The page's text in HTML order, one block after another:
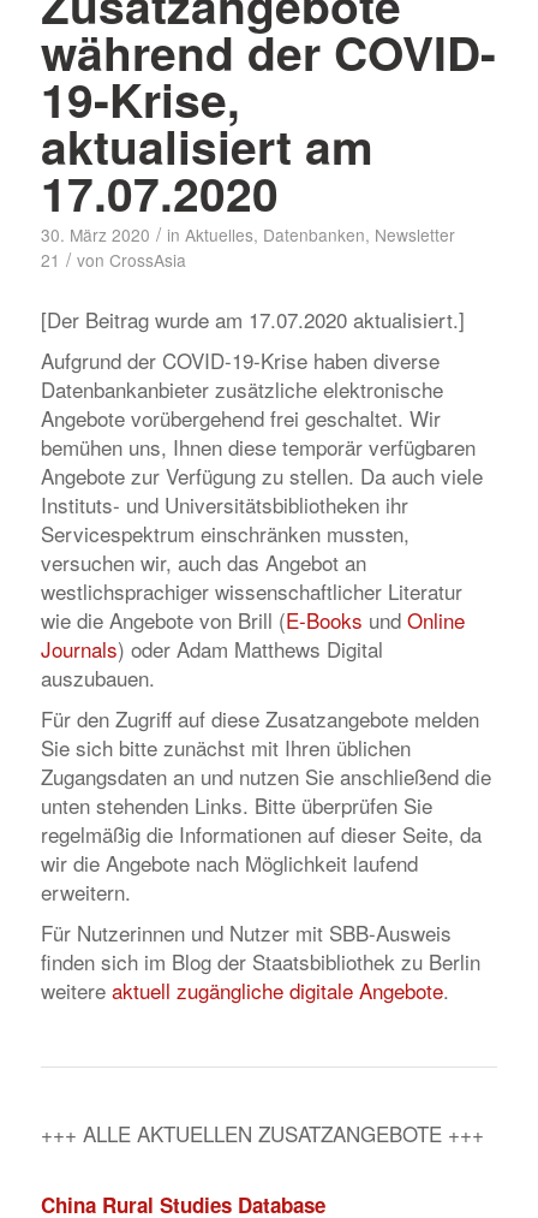
während der COVID-
19-Krise,
aktualisiert am
17.07.2020
30. März 2020 / in Aktuelles, Datenbanken, Newsletter
21 / von CrossAsia
[Der Beitrag wurde am 17.07.2020 aktualisiert.]
Aufgrund der COVID-19-Krise haben diverse
Datenbankanbieter zusätzliche elektronische
Angebote vorübergehend frei geschaltet. Wir
bemühen uns, Ihnen diese temporär verfügbaren
Angebote zur Verfügung zu stellen. Da auch viele
Instituts- und Universitätsbibliotheken ihr
Servicespektrum einschränken mussten,
versuchen wir, auch das Angebot an
westlichsprachiger wissenschaftlicher Literatur
wie die Angebote von Brill (E-Books und Online
Journals) oder Adam Matthews Digital
auszubauen.
Für den Zugriff auf diese Zusatzangebote melden
Sie sich bitte zunächst mit Ihren üblichen
Zugangsdaten an und nutzen Sie anschließend die
unten stehenden Links. Bitte überprüfen Sie
regelmäßig die Informationen auf dieser Seite, da
wir die Angebote nach Möglichkeit laufend
erweitern.
Für Nutzerinnen und Nutzer mit SBB-Ausweis
finden sich im Blog der Staatsbibliothek zu Berlin
weitere aktuell zugängliche digitale Angebote.
+++ ALLE AKTUELLEN ZUSATZANGEBOTE +++
China Rural Studies Database